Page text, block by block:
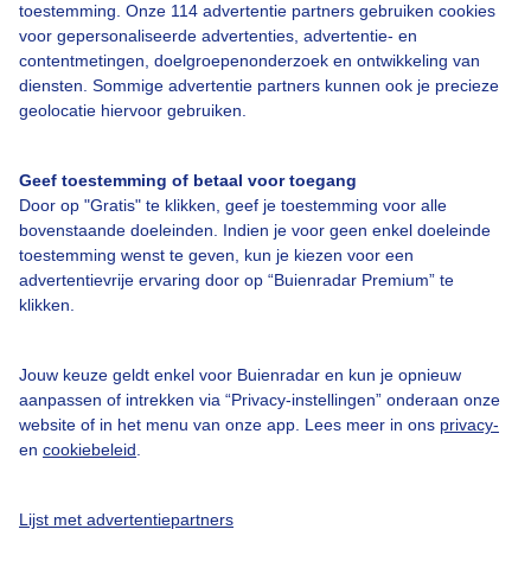
toestemming. Onze 114 advertentie partners gebruiken cookies
voor gepersonaliseerde advertenties, advertentie- en
contentmetingen, doelgroepenonderzoek en ontwikkeling van
diensten. Sommige advertentie partners kunnen ook je precieze
geolocatie hiervoor gebruiken.
Geef toestemming of betaal voor toegang
Door op "Gratis" te klikken, geef je toestemming voor alle
bovenstaande doeleinden. Indien je voor geen enkel doeleinde
toestemming wenst te geven, kun je kiezen voor een
advertentievrije ervaring door op “Buienradar Premium” te
klikken.
Jouw keuze geldt enkel voor Buienradar en kun je opnieuw
aanpassen of intrekken via “Privacy-instellingen” onderaan onze
website of in het menu van onze app. Lees meer in ons privacy-
en cookiebeleid
Lijst met advertentiepartners
Over Buienradar
Contact
Toegankelijkheid
Gebruikersvoorwaarden
Buienradar Team
Privacy beleid
Cookie beleid
Gratis weerdata